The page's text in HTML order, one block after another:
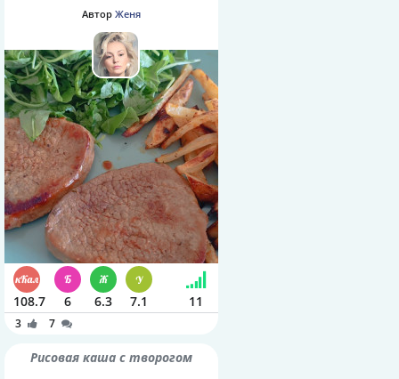
Автор Женя
108.7 6 6.3 7.1 11
3 7
Рисовая каша с творогом